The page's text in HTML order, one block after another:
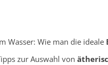
Wasser: Wie man die ideale
zur Auswahl von